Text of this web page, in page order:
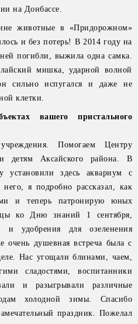
на Донбассе.
животные в «Придорожном»
и без потерь! В 2014 году на
погибли, выжила одна самка.
мишка, ударной волной
сильно испугался и даже не
клетки.
вашего пристального
Помогаем Центру
детям Аксайского района. В
здесь аквариум с
я подробно рассказал, как
и теперь патронирую юных
ко Дню знаний 1 сентября,
и удобрения для озеленения
душевная встреча была с
Нас угощали блинами, чаем,
сладостями, воспитанники
и разыгрывали различные
холодной зимы. Спасибо
праздник. Пожелал